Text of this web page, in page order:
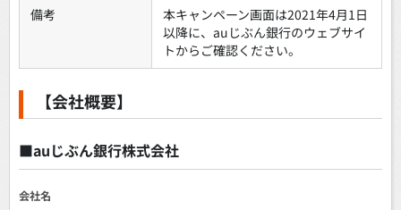
備考
本キャンペーン画面は2021年4月1日
以降に、auじぶん銀行のウェブサイ
トからご確認ください。
【会社概要】
■auじぶん銀行株式会社
会社名